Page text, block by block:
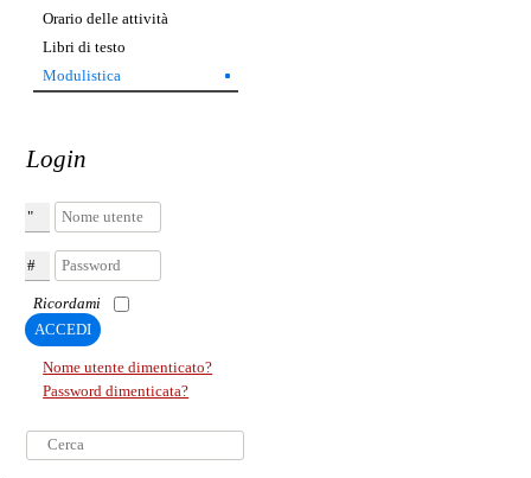
Orario delle attività
Libri di testo
Modulistica
Login
Nome utente
Password
Ricordami
ACCEDI
Nome utente dimenticato?
Password dimenticata?
Cerca...